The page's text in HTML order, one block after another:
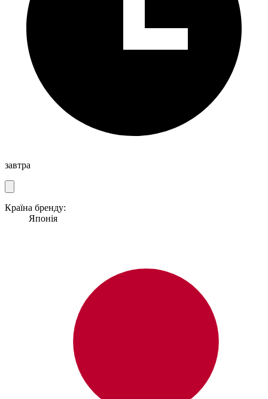
завтра
Країна бренду:
Японія